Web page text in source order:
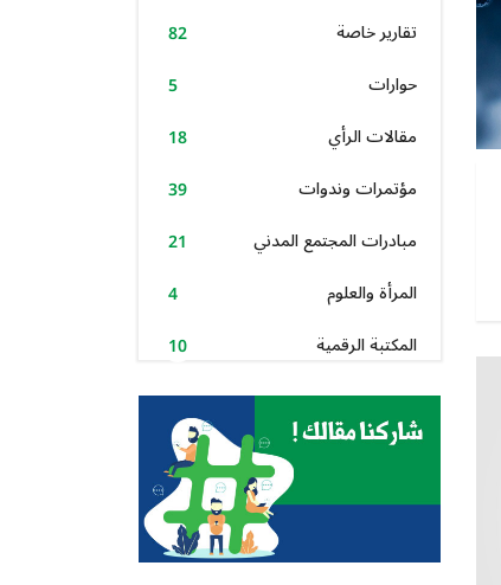
تقارير خاصة
82
حوارات
5
مقالات الرأي
18
مؤتمرات وندوات
39
مبادرات المجتمع المدني
21
المرأة والعلوم
4
المكتبة الرقمية
10